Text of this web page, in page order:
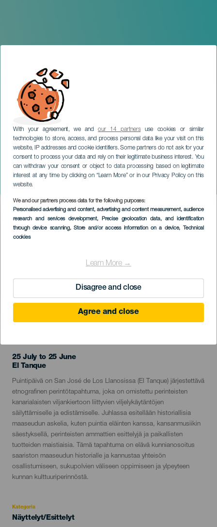
With your agreement, we andour 14 partnersuse cookies or similar
technologies to store, access, and process personal data like your visit on this
website, IP addresses and cookie identifiers. Some partners do not ask for your
consent to process your data and rely on their legitimate business interest. You
can withdraw your consent or object to data processing based on legitimate
interest at any time by clicking on “Learn More” or in our Privacy Policy on this
website.
We and our partners process data for the following purposes:
Personalised advertising and content, advertising and content measurement, audience
research and services development, Precise geolocation data, and identification
through device scanning, Store and/or access information on a device, Technical
cookies
Learn More →
Disagree and close
Agree and close
Puintipäivä
TENERIFFA
Imagen
Listado
25 July to 25 June
Localidad
El Tanque
Descripción
del
evento
Puintipäivä on San José de Los Llanosissa (El Tanque) järjestettävä
etnografinen perintötapahtuma, joka on omistettu perinteisten
kanarialaisten viljankiertoon liittyvien viljelykäytäntöjen
säilyttämiselle ja edistämiselle. Juhlassa esitellään historiallisia
maaseudun askelia, kuten puintia eläinten kanssa, kansanmusiikin
säestyksellä, perinteisten ammattien esittelyjä ja paikallisten
tuotteiden maistiaisia. Tämä tapahtuma on elävä kunnianosoitus
saariston maaseudun historialle ja kannustaa yhteisön
osallistumiseen, sukupolvien väliseen oppimiseen ja ylpeyteen
kunnan kulttuuriperinnöstä.
Kategoria
Categoría
Näyttelyt/Esittelyt